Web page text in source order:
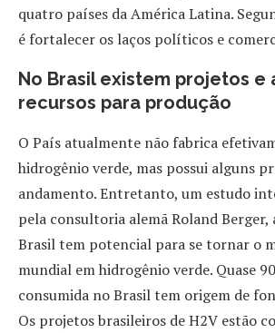
quatro países da América Latina.
é fortalecer os laços políticos e
No Brasil existem projetos e
recursos para produção
O País atualmente não fabrica
hidrogênio verde, mas possui alguns
andamento. Entretanto, um estudo
pela consultoria alemã Roland Berger,
Brasil tem potencial para se tornar o
mundial em hidrogênio verde. Quase
consumida no Brasil tem origem de
Os projetos brasileiros de H2V estão